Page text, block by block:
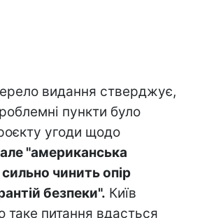
видання стверджує,
пункти було
угоди щодо
але "американська
чинить опір
безпеки". Київ
таке питання вдасться